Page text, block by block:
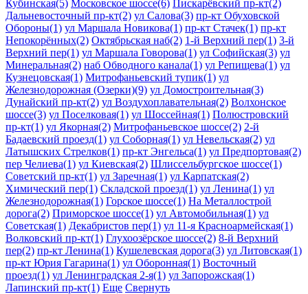
Кубинская(5) Московское шоссе(6) Пискарёвский пр-кт(2)
Дальневосточный пр-кт(2) ул Салова(3) пр-кт Обуховской
Обороны(1) ул Маршала Новикова(1) пр-кт Стачек(1) пр-кт
Непокорённых(2) Октябрьская наб(2) 1-й Верхний пер(1) 3-й
Верхний пер(1) ул Маршала Говорова(1) ул Софийская(3) ул
Минеральная(2) наб Обводного канала(1) ул Репищева(1) ул
Кузнецовская(1) Митрофаньевский тупик(1) ул
Железнодорожная (Озерки)(9) ул Домостроительная(3)
Дунайский пр-кт(2) ул Воздухоплавательная(2) Волхонское
шоссе(3) ул Поселковая(1) ул Шоссейная(1) Полюстровский
пр-кт(1) ул Якорная(2) Митрофаньевское шоссе(2) 2-й
Бадаевский проезд(1) ул Соборная(1) ул Невельская(2) ул
Латышских Стрелков(1) пр-кт Энгельса(1) ул Предпортовая(2)
пер Челиева(1) ул Киевская(2) Шлиссельбургское шоссе(1)
Советский пр-кт(1) ул Заречная(1) ул Карпатская(2)
Химический пер(1) Складской проезд(1) ул Ленина(1) ул
Железнодорожная(1) Горское шоссе(1) На Металлострой
дорога(2) Приморское шоссе(1) ул Автомобильная(1) ул
Советская(1) Декабристов пер(1) ул 11-я Красноармейская(1)
Волковский пр-кт(1) Глухоозёрское шоссе(2) 8-й Верхний
пер(2) пр-кт Ленина(1) Кушелевская дорога(3) ул Литовская(1)
пр-кт Юрия Гагарина(1) ул Оборонная(1) Восточный
проезд(1) ул Ленинградская 2-я(1) ул Запорожская(1)
Лапинский пр-кт(1) Еще Свернуть